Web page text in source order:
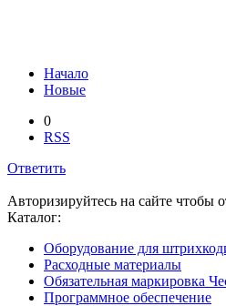
Начало
Новые
0
RSS
Ответить
Авторизируйтесь на сайте чтобы
Каталог:
Оборудование для
Расходные материалы
Обязательная маркировка
Программное обеспечение